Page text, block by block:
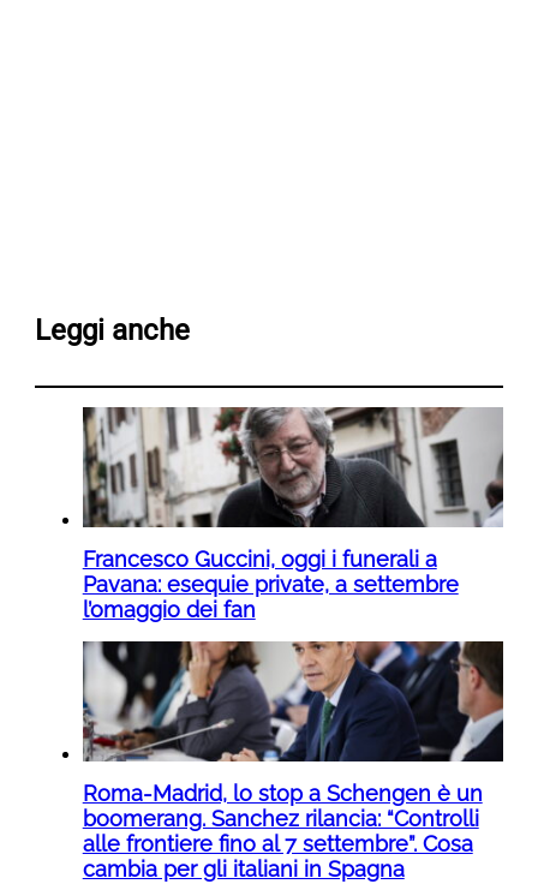
Leggi anche
Francesco Guccini, oggi i funerali a
Pavana: esequie private, a settembre
l’omaggio dei fan
Roma-Madrid, lo stop a Schengen è un
boomerang. Sanchez rilancia: “Controlli
alle frontiere fino al 7 settembre”. Cosa
cambia per gli italiani in Spagna